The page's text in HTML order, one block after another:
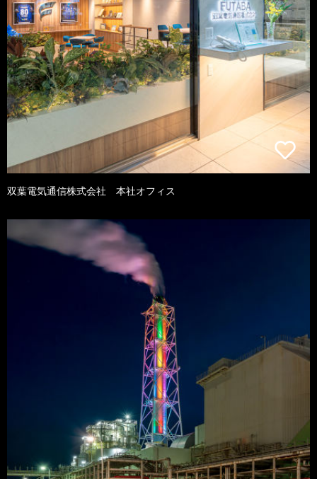
双葉電気通信株式会社 本社オフィス